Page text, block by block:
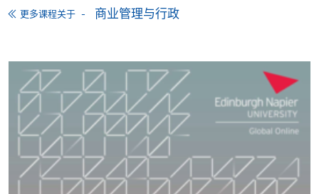
划商业活动；举办商业活动；行销商业活动；竞投商
评核
本课程的所有课业均以英语进行。每个单元的评核模
式因单元而异，但一般会以 100% 的连续评核为基础，
免使用支票付款。
而取消）之外，一切已缴费用概不退还。如获学院批
准退还款项，以现金、易办事、微信支付、支付宝、
支票或缴费灵（只限网上付款）方式缴交之款项，将
以支票退款；以信用卡缴交之款项，退款将直接退还
到支付款项时使用的信用卡户口。
除本学院网页所列明的学费外，个别课程或有其他额
外收费，详情请联络有关学科职员。
更多课程关于 商业管理与行政